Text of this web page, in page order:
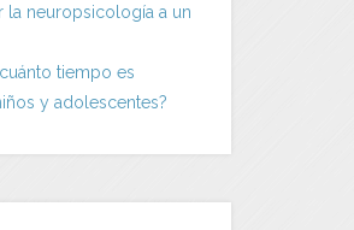
la neuropsicología a un
tiempo es
y adolescentes?